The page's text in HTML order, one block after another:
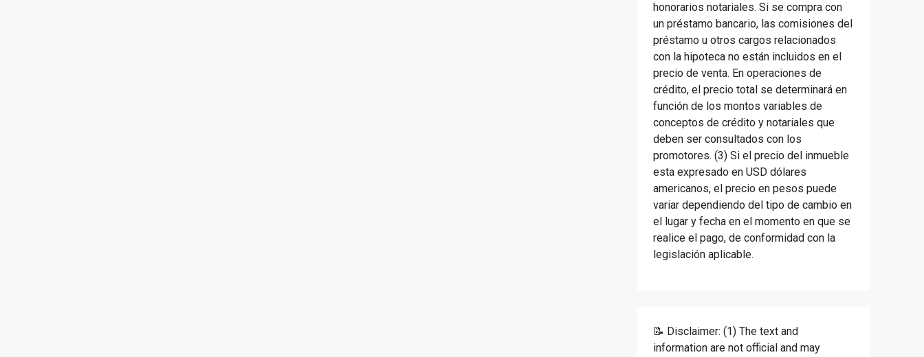
honorarios notariales. Si se compra con
un préstamo bancario, las comisiones del
préstamo u otros cargos relacionados
con la hipoteca no están incluidos en el
precio de venta. En operaciones de
crédito, el precio total se determinará en
función de los montos variables de
conceptos de crédito y notariales que
deben ser consultados con los
promotores. (3) Si el precio del inmueble
esta expresado en USD dólares
americanos, el precio en pesos puede
variar dependiendo del tipo de cambio en
el lugar y fecha en el momento en que se
realice el pago, de conformidad con la
legislación aplicable.
📝 Disclaimer: (1) The text and
information are not official and may